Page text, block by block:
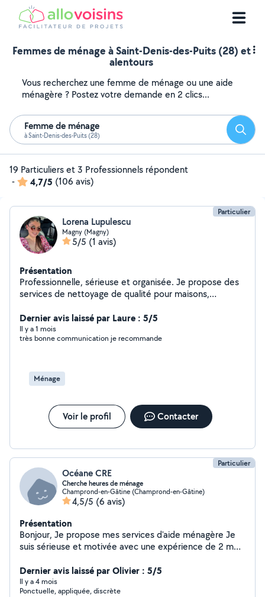
Femmes de ménage à Saint-Denis-des-Puits (28) et
alentours
Vous recherchez une femme de ménage ou une aide
ménagère ? Postez votre demande en 2 clics...
Femme de ménage
à Saint-Denis-des-Puits (28)
19 Particuliers et 3 Professionnels répondent
-
4,7/5 (106 avis)
Particulier
Lorena Lupulescu
Magny (Magny)
5/5 (1 avis)
Présentation
Professionnelle, sérieuse et organisée. Je propose des
services de nettoyage de qualité pour maisons,
minutieuse et à l'écoute des besoins de mes clients.
Dernier avis laissé par Laure : 5/5
Il y a 1 mois
très bonne communication je recommande
Ménage
Voir le profil Contacter
Particulier
Océane CRE
Cherche heures de ménage
Champrond-en-Gâtine (Champrond-en-Gâtine)
4,5/5 (6 avis)
Présentation
Bonjour, Je propose mes services d'aide ménagère Je
suis sérieuse et motivée avec une expérience de 2 mois
Dernier avis laissé par Olivier : 5/5
Il y a 4 mois
Ponctuelle, appliquée, discrète